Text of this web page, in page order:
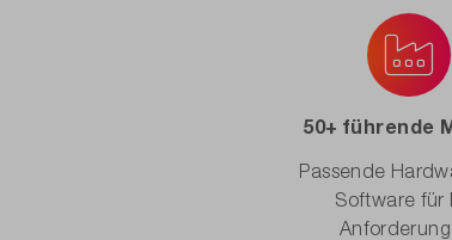
50+ führende
Passende
Software für